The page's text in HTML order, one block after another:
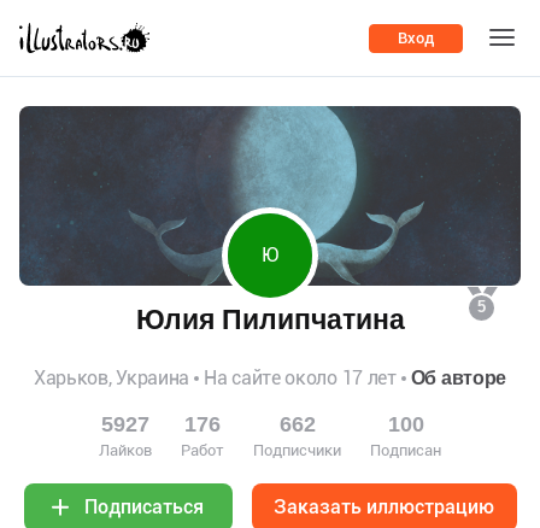
Вход
5
Ю
Юлия Пилипчатина
Харьков, Украина На сайте около 17 лет Об авторе
5927
Лайков
176
Работ
662
Подписчики
100
Подписан
Подписаться Заказать иллюстрацию